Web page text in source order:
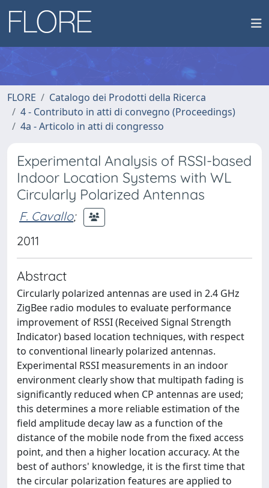
FLORE
Catalogo dei Prodotti della Ricerca
4 - Contributo in atti di convegno (Proceedings)
4a - Articolo in atti di congresso
Experimental Analysis of RSSI-based
Indoor Location Systems with WL
Circularly Polarized Antennas
F. Cavallo;
2011
Abstract
Circularly polarized antennas are used in 2.4 GHz
ZigBee radio modules to evaluate performance
improvement of RSSI (Received Signal Strength
Indicator) based location techniques, with respect
to conventional linearly polarized antennas.
Experimental RSSI measurements in an indoor
environment clearly show that multipath fading is
significantly reduced when CP antennas are used;
this determines a more reliable estimation of the
field amplitude decay law as a function of the
distance of the mobile node from the fixed access
point, and then a higher location accuracy. At the
best of authors' knowledge, it is the first time that
the circular polarization features are applied to